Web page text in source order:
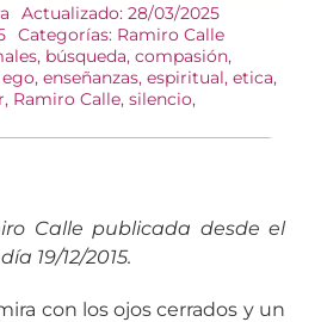
Actualizado: 28/03/2025
Categorías: Ramiro Calle
, búsqueda, compasión,
ego, enseñanzas, espiritual, etica,
, Ramiro Calle, silencio,
Calle publicada desde el
19/12/2015.
con los ojos cerrados y un